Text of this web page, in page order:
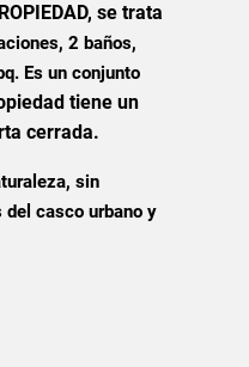
se trata
2 baños,
Es un conjunto
tiene un
cerrada.
sin
casco urbano y